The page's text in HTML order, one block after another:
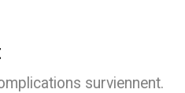
surviennent.